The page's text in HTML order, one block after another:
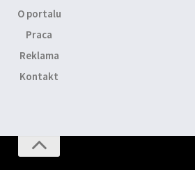
O portalu
Praca
Reklama
Kontakt